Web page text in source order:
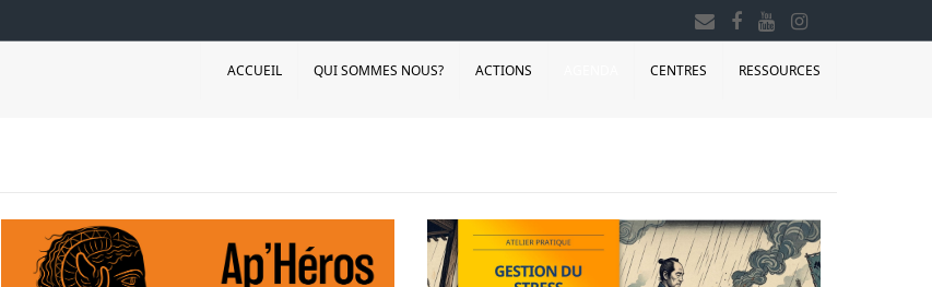
ACCUEIL QUI SOMMES NOUS? ACTIONS CENTRES RESSOURCES